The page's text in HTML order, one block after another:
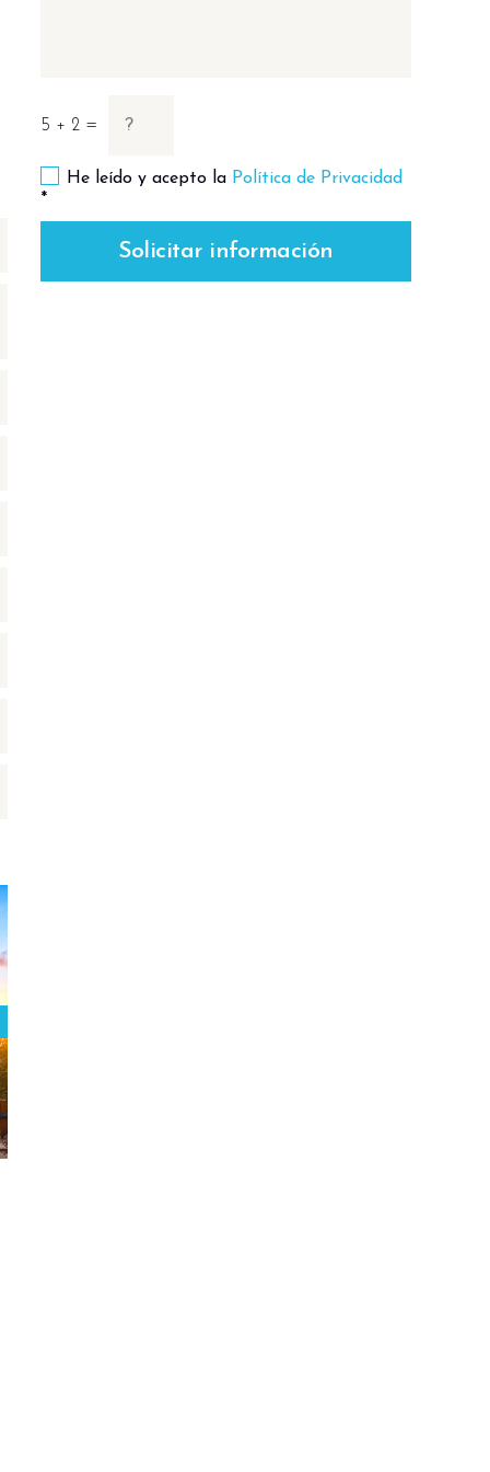
5 + 2 =
He leído y acepto la Política de Privacidad
*
Solicitar información